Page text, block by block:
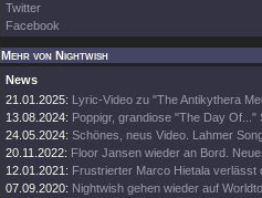
Twitter
Facebook
Mehr von Nightwish
News
21.01.2025: Lyric-Video zu "The Antikythera
13.08.2024: Poppigr, grandiose "The Day Of..."
24.05.2024: Schönes, neus Video. Lahmer
20.11.2022: Floor Jansen wieder an Bord.
12.01.2021: Frustrierter Marco Hietala verlässt
07.09.2020: Nightwish gehen wieder auf